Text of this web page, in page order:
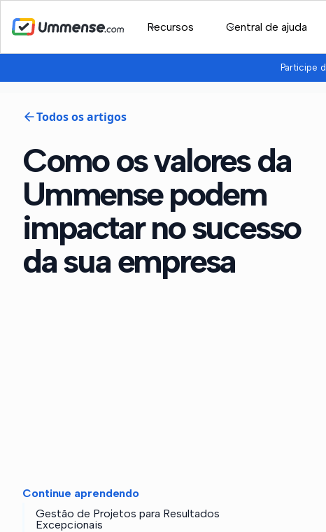
Recursos Central de ajuda
Participe
Todos os artigos
Como os valores da
Ummense podem
impactar no sucesso
da sua empresa
Continue aprendendo
Gestão de Projetos para Resultados
Excepcionais